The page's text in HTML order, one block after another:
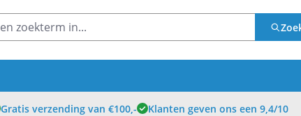
Gratis verzending van €100,- Klanten geven ons een 9,4/10